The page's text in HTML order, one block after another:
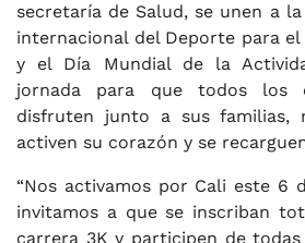
secretaría de Salud, se unen a
internacional del Deporte para
y el Día Mundial de la
jornada para que todos los
disfruten junto a sus familias,
activen su corazón y se
“Nos activamos por Cali este 6
invitamos a que se inscriban
carrera 3K y participen de